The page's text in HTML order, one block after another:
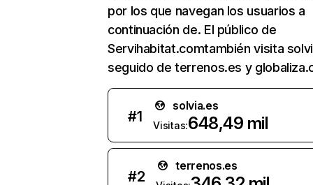
por los que navegan los usuarios a
continuación de. El público de
Servihabitat.comtambién visita
seguido de terrenos.es y
#1
solvia.es
Visitas:648,49 mil
#2
terrenos.es